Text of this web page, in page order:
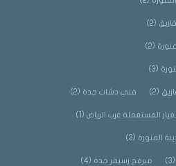
(2)
(2)
(3)
(2) فني دشات جدة (2)
المستعملة غرب الرياض(1)
المنورة (3)
(3) مبرمج رسيفر جدة (4)